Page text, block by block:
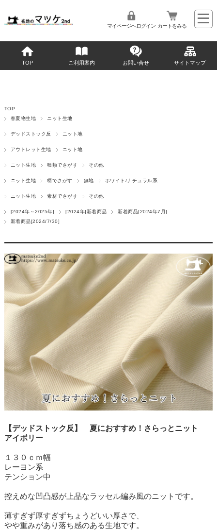
マイページへログイン カートをみる
TOP ご利用案内 お問い合せ サイトマップ
TOP
春夏物生地
ニット生地
デッドストック反 ニット地
アウトレット生地 ニット地
ニット生地 種類でさがす その他
ニット生地 柄でさがす 無地 ホワイト/ナチュラル系
ニット生地 素材でさがす その他
[2024年～2025年] [2024年]新着商品
新着商品[2024年7月]
新着商品[2024/7/30]
【デッドストック反】 夏におすすめ！さらっとニット
アイボリー
１３０ｃｍ幅
レーヨン系
テンション中
控えめな凹凸感が上品なラッセル編み風のニットです。
薄すぎず厚すぎずちょうどいい厚さで、
やや重みがあり落ち感のある生地です。